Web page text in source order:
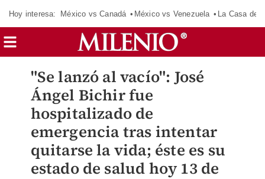
Hoy interesa: México vs Canadá México vs Venezuela La Casa de
"Se lanzó al vacío": José
Ángel Bichir fue
hospitalizado de
emergencia tras intentar
quitarse la vida; éste es su
estado de salud hoy 13 de